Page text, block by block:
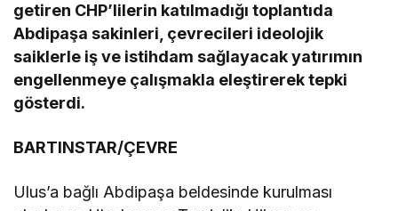
getiren CHP’lilerin katılmadığı toplantıda
Abdipaşa sakinleri, çevrecileri ideolojik
saiklerle iş ve istihdam sağlayacak yatırımın
engellenmeye çalışmakla eleştirerek tepki
gösterdi.
BARTINSTAR/ÇEVRE
Ulus’a bağlı Abdipaşa beldesinde kurulması